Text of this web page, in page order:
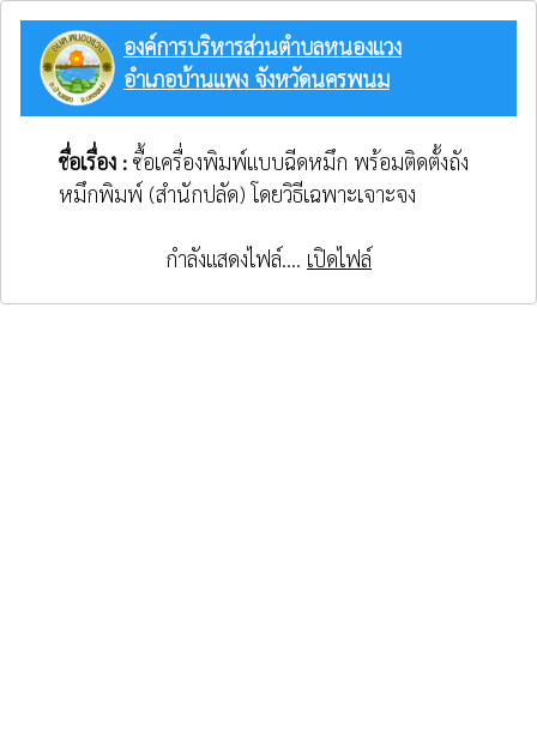
องค์การบริหารส่วนตำบลหนองแวง
อำเภอบ้านแพง จังหวัดนครพนม
ชื่อเรื่อง : ซื้อเครื่องพิมพ์แบบฉีดหมึก พร้อมติดตั้งถัง
หมึกพิมพ์ (สำนักปลัด) โดยวิธีเฉพาะเจาะจง
กำลังแสดงไฟล์.... เปิดไฟล์